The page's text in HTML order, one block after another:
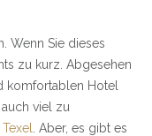
Wenn Sie dieses
zu kurz. Abgesehen
komfortablen Hotel
viel zu
. Aber, es gibt es